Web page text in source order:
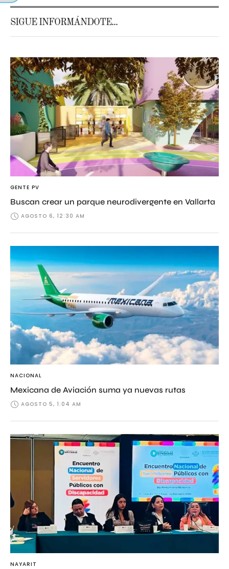
SIGUE INFORMÁNDOTE...
GENTE PV
Buscan crear un parque neurodivergente en Vallarta
AGOSTO 6, 12:30 AM
NACIONAL
Mexicana de Aviación suma ya nuevas rutas
AGOSTO 5, 1:04 AM
NAYARIT